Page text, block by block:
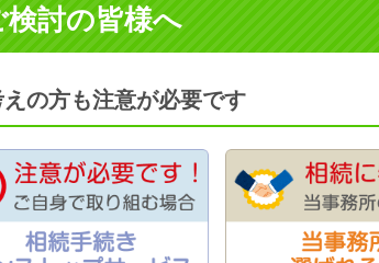
討の皆様へ
の方も注意が必要です